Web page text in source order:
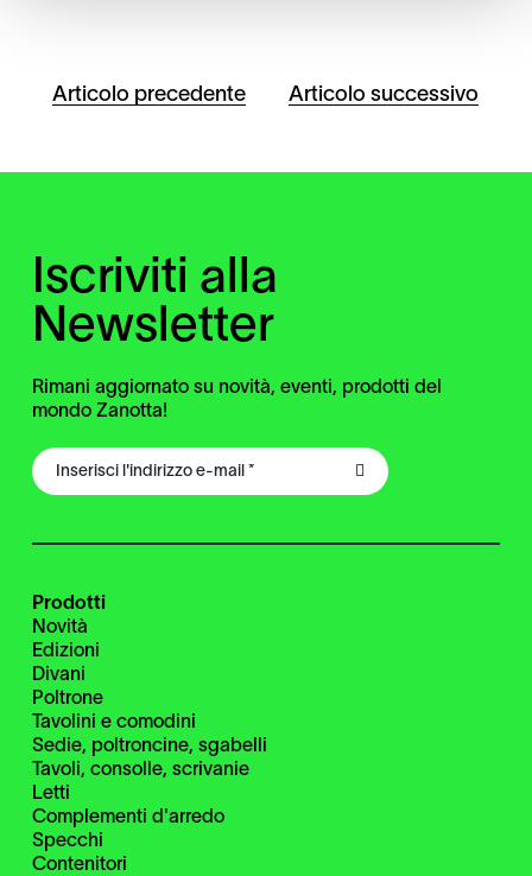
Articolo precedente Articolo successivo
Iscriviti alla
Newsletter
Rimani aggiornato su novità, eventi, prodotti del
mondo Zanotta!
Prodotti
Novità
Edizioni
Divani
Poltrone
Tavolini e comodini
Sedie, poltroncine, sgabelli
Tavoli, consolle, scrivanie
Letti
Complementi d'arredo
Specchi
Contenitori